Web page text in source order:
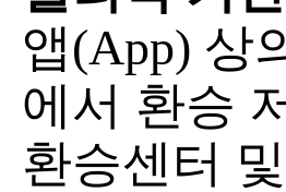
앱(App) 상
에서 환승
환승센터